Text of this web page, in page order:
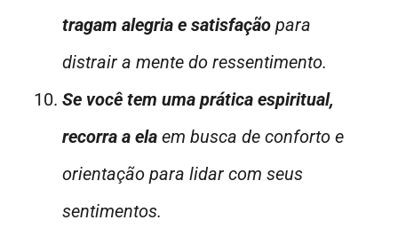
tragam alegria e satisfação para
distrair a mente do ressentimento.
Se você tem uma prática espiritual,
recorra a ela em busca de conforto e
orientação para lidar com seus
sentimentos.